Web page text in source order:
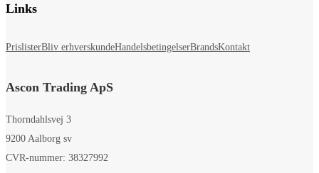
Links
PrislisterBliv erhverskundeHandelsbetingelserBrandsKontakt
Ascon Trading ApS
Thorndahlsvej 3
9200 Aalborg sv
CVR-nummer: 38327992